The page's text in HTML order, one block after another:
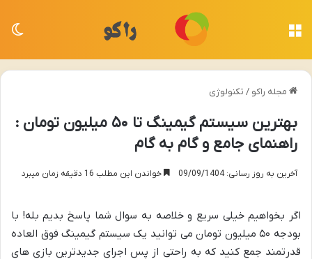
مجله راکو / تکنولوژی
بهترین سیستم گیمینگ تا ۵۰ میلیون تومان :
راهنمای جامع و گام به گام
آخرین به روز رسانی: 09/09/1404 خواندن این مطلب 16 دقیقه زمان میبرد
اگر بخواهیم خیلی سریع و خلاصه به سوال شما پاسخ بدیم بله! با
بودجه ۵۰ میلیون تومان می توانید یک سیستم گیمینگ فوق العاده
قدرتمند جمع کنید که به راحتی از پس اجرای جدیدترین بازی های